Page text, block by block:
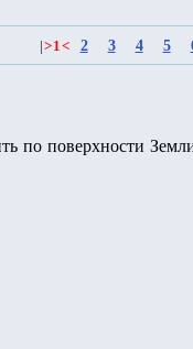
>1< 2 3 4 5
по поверхности